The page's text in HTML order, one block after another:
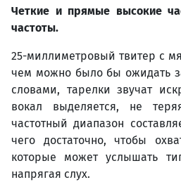
Четкие и прямые высокие
частоты.
25-миллиметровый твитер с
чем можно было бы ожидать
словами, тарелки звучат
вокал выделяется, не
частотный диапазон
чего достаточно, чтобы
которые может услышать
напрягая слух.